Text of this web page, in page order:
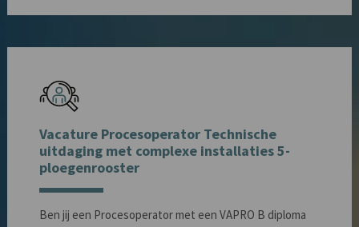
Vacature Procesoperator Technische
uitdaging met complexe installaties 5-
ploegenrooster
Ben jij een Procesoperator met een VAPRO B diploma